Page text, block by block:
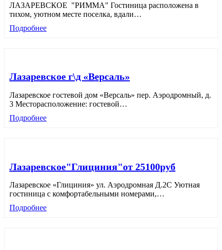
ЛАЗАРЕВСКОЕ "РИММА" Гостиница расположена в
тихом, уютном месте поселка, вдали…
Подробнее
Лазаревское г\д «Версаль»
Лазаревское гостевой дом «Версаль» пер. Аэродромный, д.
3 Месторасположение: гостевой…
Подробнее
Лазаревское"Глициния"от 25100руб
Лазаревское «Глициния» ул. Аэродромная Д.2С Уютная
гостиница с комфортабельными номерами,…
Подробнее